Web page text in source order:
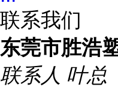
联系我们
东莞市胜浩
联系人 叶总